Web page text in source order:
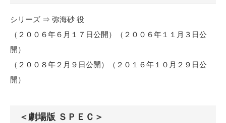
シリーズ ⇒ 弥海砂 役
（２００６年６月１７日公開）（２００６年１１月３日公
開）
（２００８年２月９日公開）（２０１６年１０月２９日公
開）
＜劇場版 ＳＰＥＣ＞